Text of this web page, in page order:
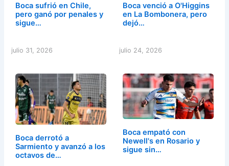
Boca sufrió en Chile,
pero ganó por penales y
sigue…
julio 31, 2026
Boca venció a O'Higgins
en La Bombonera, pero
dejó…
julio 24, 2026
Boca derrotó a
Sarmiento y avanzó a los
octavos de…
Boca empató con
Newell's en Rosario y
sigue sin…